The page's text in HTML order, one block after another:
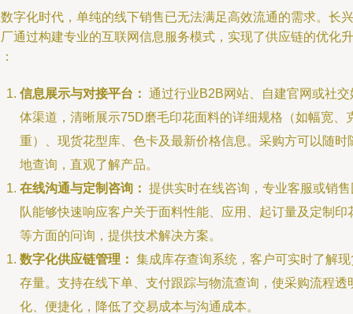
字化时代，单纯的线下销售已无法满足高效流通的需求。长兴
通过构建专业的互联网信息服务模式，实现了供应链的优化升
信息展示与对接平台： 通过行业B2B网站、自建官网或社交
体渠道，清晰展示75D磨毛印花面料的详细规格（如幅宽、
重）、现货花型库、色卡及最新价格信息。采购方可以随时
地查询，直观了解产品。
在线沟通与定制咨询： 提供实时在线咨询，专业客服或销售
队能够快速响应客户关于面料性能、应用、起订量及定制印
等方面的问询，提供技术解决方案。
数字化供应链管理： 集成库存查询系统，客户可实时了解现
存量。支持在线下单、支付跟踪与物流查询，使采购流程透
化、便捷化，降低了交易成本与沟通成本。